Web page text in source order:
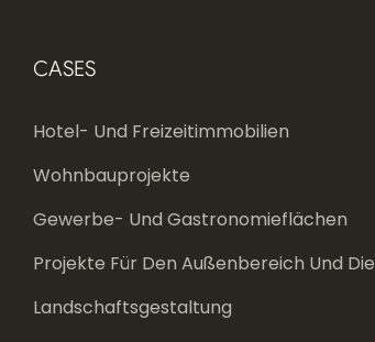
CASES
Hotel- Und Freizeitimmobilien
Wohnbauprojekte
Gewerbe- Und Gastronomieflächen
Projekte Für Den Außenbereich Und Die
Landschaftsgestaltung